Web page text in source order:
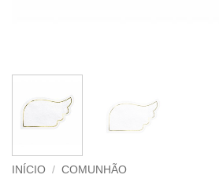
INÍCIO / COMUNHÃO